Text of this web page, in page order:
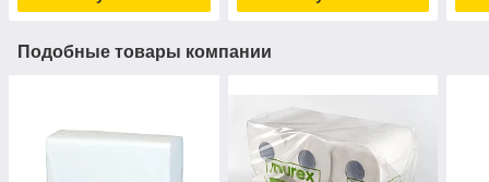
Подобные товары компании